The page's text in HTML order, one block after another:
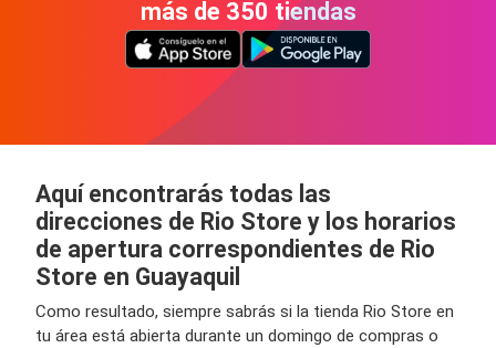
más de 350 tiendas
Aquí encontrarás todas las
direcciones de Rio Store y los horarios
de apertura correspondientes de Rio
Store en Guayaquil
Como resultado, siempre sabrás si la tienda Rio Store en
tu área está abierta durante un domingo de compras o